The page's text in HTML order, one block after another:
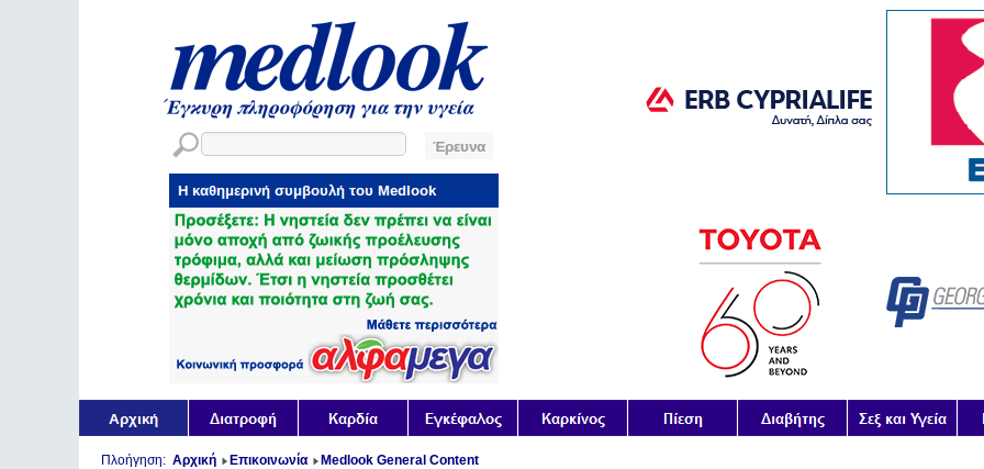
Πλοήγηση: Αρχική Επικοινωνία Medlook General Content